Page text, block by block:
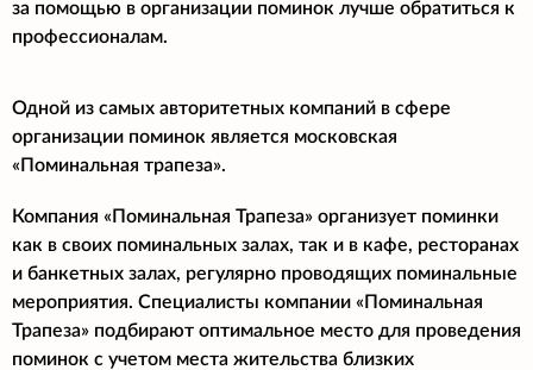
за помощью в организации поминок лучше обратиться к
профессионалам.
Одной из самых авторитетных компаний в сфере
организации поминок является московская
«Поминальная трапеза».
Компания «Поминальная Трапеза» организует поминки
как в своих поминальных залах, так и в кафе, ресторанах
и банкетных залах, регулярно проводящих поминальные
мероприятия. Специалисты компании «Поминальная
Трапеза» подбирают оптимальное место для проведения
поминок с учетом места жительства близких